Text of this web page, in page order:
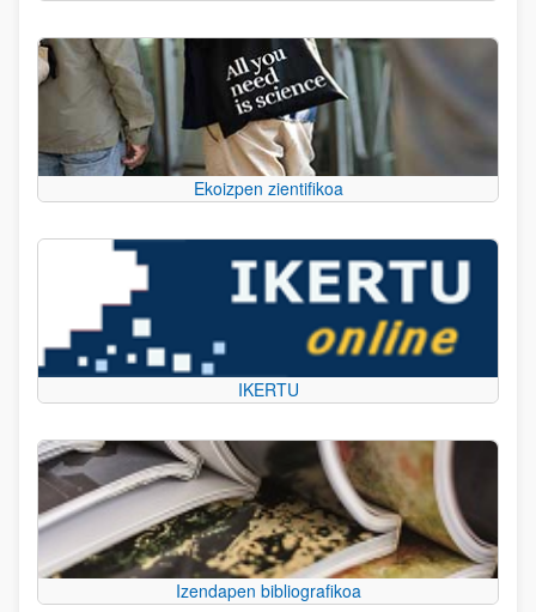
Ekoizpen zientifikoa
IKERTU
Izendapen bibliografikoa